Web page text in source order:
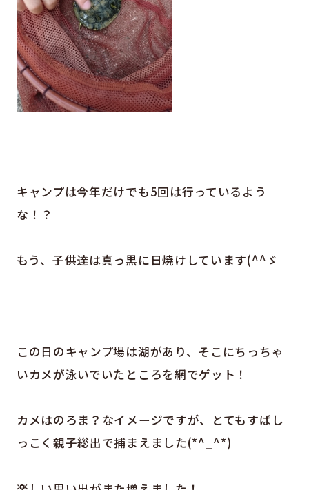
キャンプは今年だけでも5回は行っているよう
な！？
もう、子供達は真っ黒に日焼けしています(^^ゞ
この日のキャンプ場は湖があり、そこにちっちゃ
いカメが泳いでいたところを網でゲット！
カメはのろま？なイメージですが、とてもすばし
っこく親子総出で捕まえました(*^_^*)